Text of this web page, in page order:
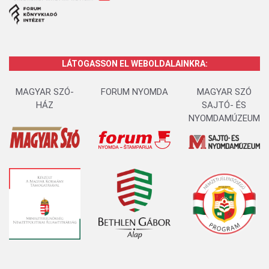
LÁTOGASSON EL WEBOLDALAINKRA:
MAGYAR SZÓ-
HÁZ
FORUM NYOMDA
MAGYAR SZÓ
SAJTÓ- ÉS
NYOMDAMÚZEUM